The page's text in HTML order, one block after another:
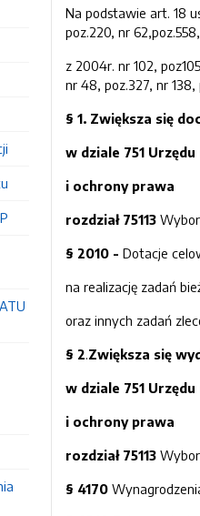
Na podstawie art. 18
poz.220, nr
z 2004r. nr 102,
nr 48, poz.327, nr 138,
§ 1. Zwiększa się
w dziale 751
i ochrony prawa
rozdział 75113
§ 2010 - Dotacje
na realizację zadań
oraz innych zadań
§ 2.Zwiększa się
w dziale 751
i ochrony prawa
rozdział 75113
§ 4170